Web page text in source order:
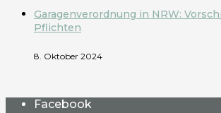
Garagenverordnung in NRW:
Pflichten
8. Oktober 2024
Facebook